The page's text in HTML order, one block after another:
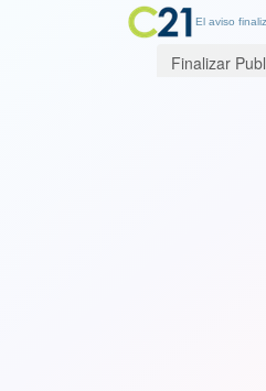
El aviso
Finalizar